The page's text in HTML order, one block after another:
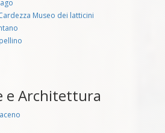
Museo dei latticini
e Architettura